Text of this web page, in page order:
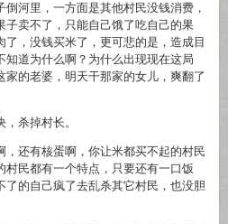
河里，一方面是其他村民没钱消费，
子卖不了，只能自己饿了吃自己的果
，没钱买米了，更可悲的是，造成目
道为什么啊？为什么出现现在这局
的老婆，明天干那家的女儿，爽翻了
杀掉村长。
，还有核蛋啊，你让米都买不起的村民
民都有一个特点，只要还有一口饭
了的自己疯了去乱杀其它村民，也没胆